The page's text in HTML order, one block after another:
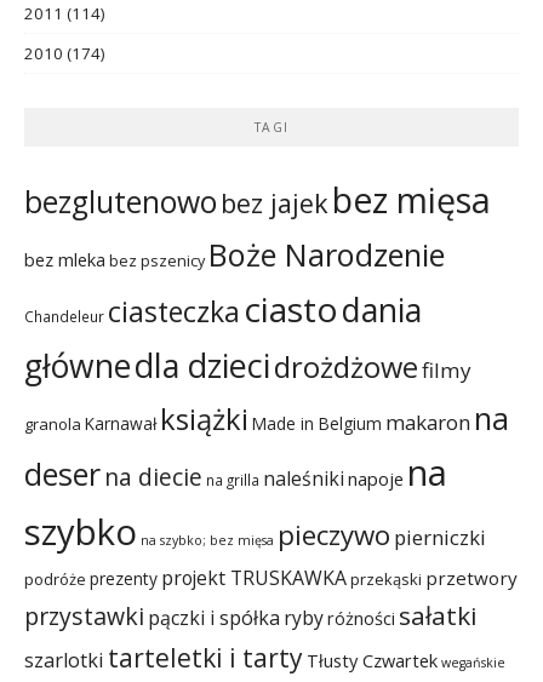
2011 (114)
2010 (174)
TAGI
bezglutenowo bez jajek bez mięsa
bez mleka bez pszenicy Boże Narodzenie
Chandeleur ciasteczka ciastodania
głównedla dziecidrożdżowefilmy
granola Karnawał książki Made in Belgium makaron na
deserna diecie na grilla naleśniki napoje na
szybko na szybko; bez mięsa pieczywo pierniczki
podróże prezenty projekt TRUSKAWKAprzekąski przetwory
przystawki pączki i spółka rybyróżności sałatki
szarlotki tarteletki i tarty Tłusty Czwartek wegańskie